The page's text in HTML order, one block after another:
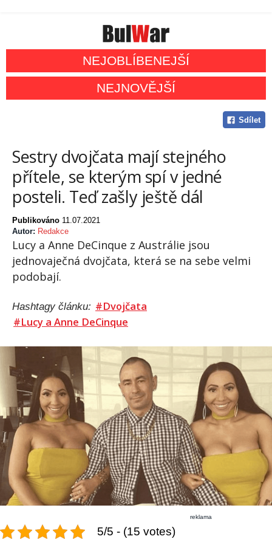
NEJOBLÍBENEJŠÍ
NEJNOVĚJŠÍ
Sdílet
Sestry dvojčata mají stejného
přítele, se kterým spí v jedné
posteli. Teď zašly ještě dál
Publikováno 11.07.2021
Autor: Redakce
Lucy a Anne DeCinque z Austrálie jsou
jednovaječná dvojčata, která se na sebe velmi
podobají.
Hashtagy článku: #Dvojčata
#Lucy a Anne DeCinque
reklama
5/5 - (15 votes)